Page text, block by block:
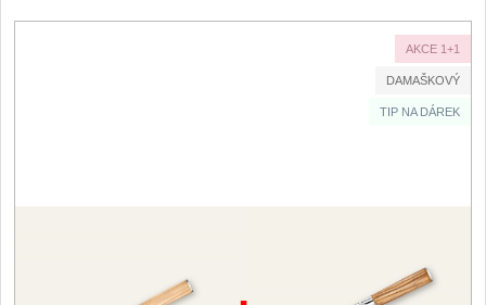
Vrácení Do
Nože na ovoce a
AKCE 1+1
DAMAŠKOVÝ
TIP NA DÁREK